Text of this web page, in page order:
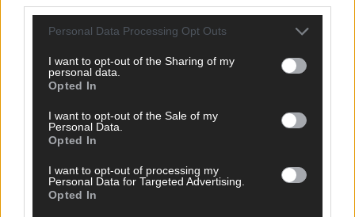
Personal Data Processing Opt Outs
I want to opt-out of the Sharing of my
personal data.
Opted In
I want to opt-out of the Sale of my
Personal Data.
Opted In
I want to opt-out of processing my
Personal Data for Targeted Advertising.
Opted In
DARA gewinnt verdient, Israel beunruhigend –
unser Kommentar zum ESC 2026
KOMMENTAR
Mai 2026
ESC-Finale morgen: Finnland Favorit, Australien
aufgestiegen – alle 25 Acts im Kurzcheck